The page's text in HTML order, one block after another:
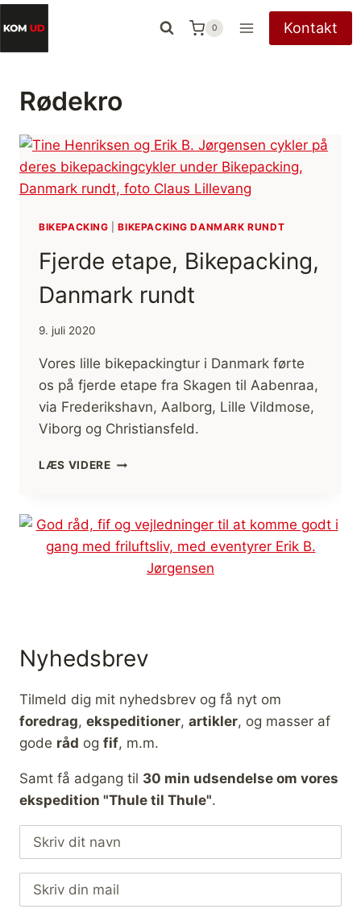
Fortsæt
til
indhold
0 Kontakt
Rødekro
BIKEPACKING |BIKEPACKING DANMARK RUNDT
Fjerde etape, Bikepacking,
Danmark rundt
9. juli 2020
Vores lille bikepackingtur i Danmark førte
os på fjerde etape fra Skagen til Aabenraa,
via Frederikshavn, Aalborg, Lille Vildmose,
Viborg og Christiansfeld.
LÆS VIDEREFJERDE
RUNDT
Nyhedsbrev
Tilmeld dig mit nyhedsbrev og få nyt om
foredrag, ekspeditioner, artikler, og masser af
gode råd og fif, m.m.
Samt få adgang til 30 min udsendelse om vores
ekspedition "Thule til Thule".